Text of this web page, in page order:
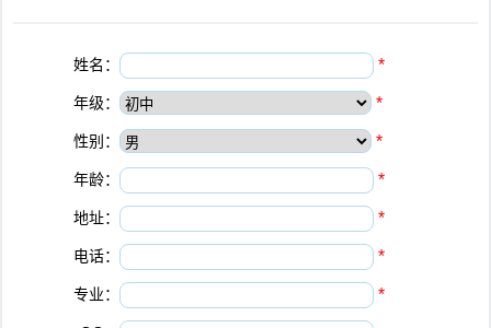
姓名： *
年级： *
性别： *
年龄： *
地址： *
电话： *
专业： *